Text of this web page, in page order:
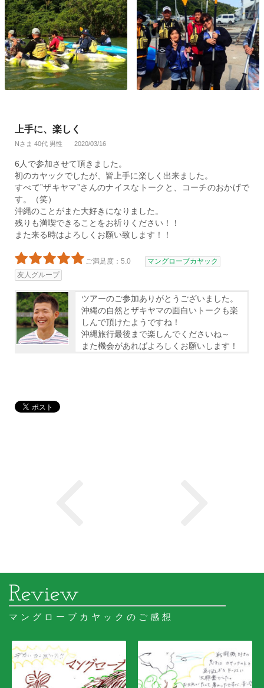
上手に、楽しく
Nさま 40代 男性 2020/03/16
6人で参加させて頂きました。
初のカヤックでしたが、皆上手に楽しく出来ました。
すべて”ザキヤマ”さんのナイスなトークと、コーチのおかげで
す。（笑）
沖縄のことがまた大好きになりました。
残りも満喫できることをお祈りください！！
また来る時はよろしくお願い致します！！
ご満足度：5.0
マングローブカヤック
友人グループ
ツアーのご参加ありがとうございました。
沖縄の自然とザキヤマの面白いトークも楽
しんで頂けたようですね！
沖縄旅行最後まで楽しんでくださいね～
また機会があればよろしくお願いします！
マングローブカヤックのご感想